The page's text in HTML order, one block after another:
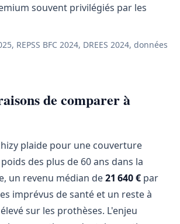
souvent privilégiés par les
REPSS BFC 2024, DREES 2024, données
de comparer à
plaide pour une couverture
des plus de 60 ans dans la
un revenu médian de21 640 € par
imprévus de santé et un reste à
sur les prothèses. L'enjeu